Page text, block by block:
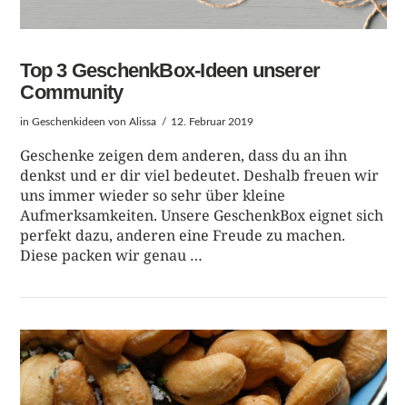
BEITRAG LESEN
Top 3 GeschenkBox-Ideen unserer
Community
inGeschenkideen von Alissa 12. Februar 2019
Geschenke zeigen dem anderen, dass du an ihn
denkst und er dir viel bedeutet. Deshalb freuen wir
uns immer wieder so sehr über kleine
Aufmerksamkeiten. Unsere GeschenkBox eignet sich
perfekt dazu, anderen eine Freude zu machen.
Diese packen wir genau …